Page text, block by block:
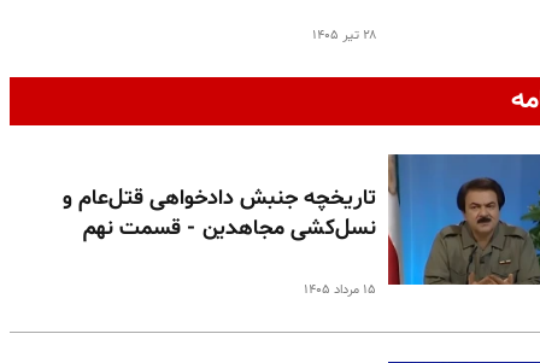
۲۸ تیر ۱۴۰۵
تاریخچه جنبش دادخواهی قتل‌عام و
نسل‌کشی مجاهدین - قسمت نهم
۱۵ مرداد ۱۴۰۵